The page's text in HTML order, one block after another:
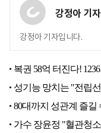
강정아 기자
강정아 기자입니다.